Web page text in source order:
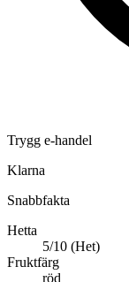
Trygg e-handel
Klarna
Snabbfakta
Hetta
5/10 (Het)
Fruktfärg
röd